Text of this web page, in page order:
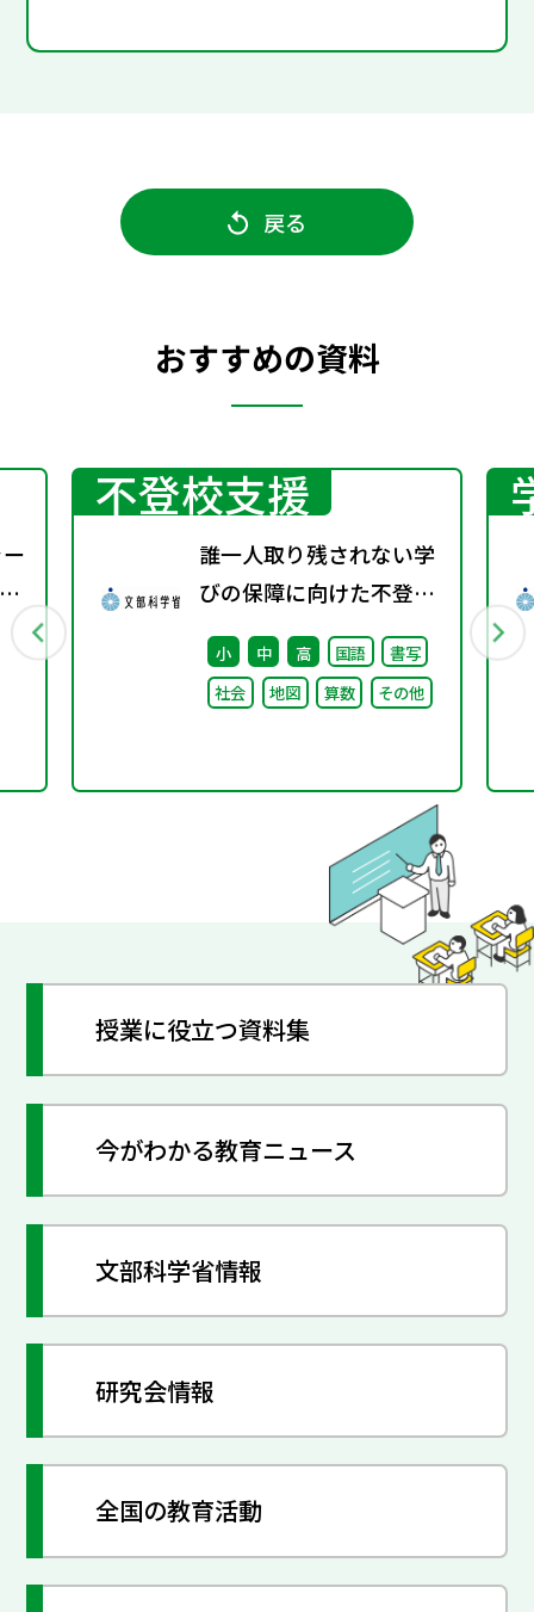
戻る
おすすめの資料
不登校支援
誰一人取り残されない学
びの保障に向けた不登校
対策推進本部（第4回）
安心して学べる魅力ある
学校づくりの推進に向け
小 中 高 国語
書写
社会
地図 算数 その他
授業に役立つ資料集
今がわかる教育ニュース
文部科学省情報
研究会情報
全国の教育活動